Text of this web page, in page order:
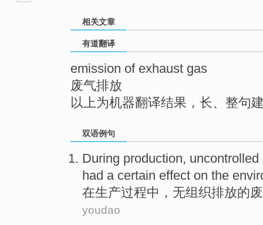
相关文章
有道翻译
emission of exhaust gas
废气排放
以上为机器翻译结果，长、整句
双语例句
During production, uncontrolled
had a certain effect on the
在生产过程中， 无组织排放的
youdao